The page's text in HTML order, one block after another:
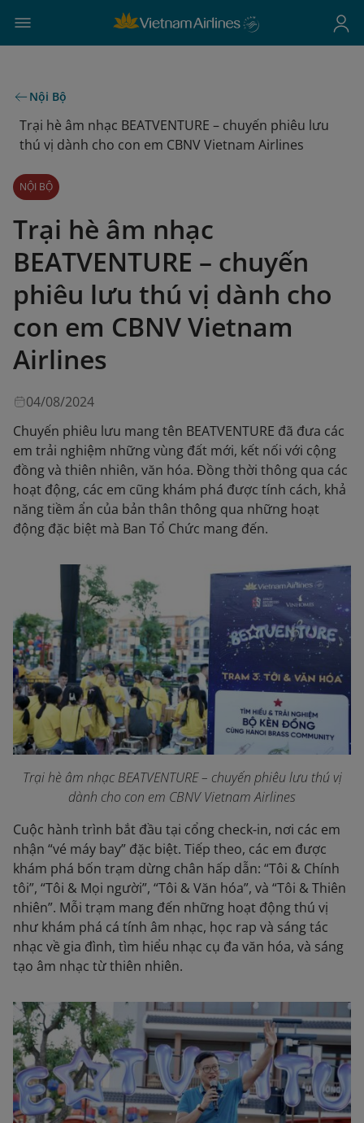
Nội Bộ
Trại hè âm nhạc BEATVENTURE – chuyến phiêu lưu
thú vị dành cho con em CBNV Vietnam Airlines
NỘI BỘ
Trại hè âm nhạc
BEATVENTURE – chuyến
phiêu lưu thú vị dành cho
con em CBNV Vietnam
Airlines
04/08/2024
Chuyến phiêu lưu mang tên BEATVENTURE đã đưa các
em trải nghiệm những vùng đất mới, kết nối với cộng
đồng và thiên nhiên, văn hóa. Đồng thời thông qua các
hoạt động, các em cũng khám phá được tính cách, khả
năng tiềm ẩn của bản thân thông qua những hoạt
động đặc biệt mà Ban Tổ Chức mang đến.
Trại hè âm nhạc BEATVENTURE – chuyến phiêu lưu thú vị
dành cho con em CBNV Vietnam Airlines
Cuộc hành trình bắt đầu tại cổng check-in, nơi các em
nhận “vé máy bay” đặc biệt. Tiếp theo, các em được
khám phá bốn trạm dừng chân hấp dẫn: “Tôi & Chính
tôi”, “Tôi & Mọi người”, “Tôi & Văn hóa”, và “Tôi & Thiên
nhiên”. Mỗi trạm mang đến những hoạt động thú vị
như khám phá cá tính âm nhạc, học rap và sáng tác
nhạc về gia đình, tìm hiểu nhạc cụ đa văn hóa, và sáng
tạo âm nhạc từ thiên nhiên.